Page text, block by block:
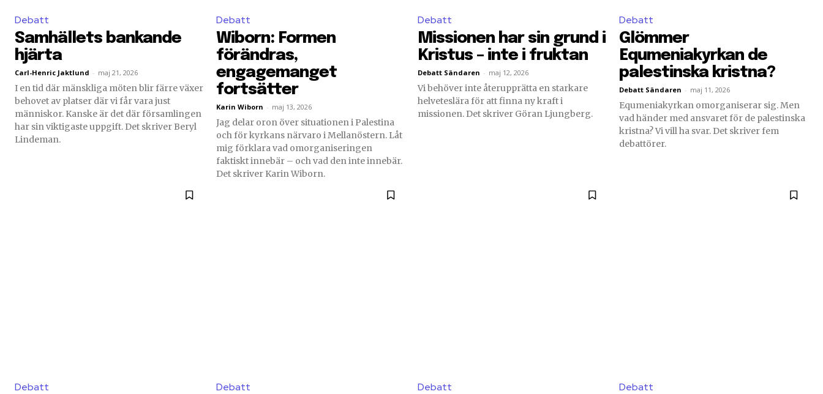
Debatt
Samhällets bankande
hjärta
Carl-Henric Jaktlund - maj 21, 2026
I en tid där mänskliga möten blir färre växer
behovet av platser där vi får vara just
människor. Kanske är det där församlingen
har sin viktigaste uppgift. Det skriver Beryl
Lindeman.
Debatt
Wiborn: Formen
förändras,
engagemanget
fortsätter
Karin Wiborn - maj 13, 2026
Jag delar oron över situationen i Palestina
och för kyrkans närvaro i Mellanöstern. Låt
mig förklara vad omorganiseringen
faktiskt innebär – och vad den inte innebär.
Det skriver Karin Wiborn.
Debatt
Missionen har sin grund i
Kristus – inte i fruktan
Debatt Sändaren - maj 12, 2026
Vi behöver inte återupprätta en starkare
helveteslära för att finna ny kraft i
missionen. Det skriver Göran Ljungberg.
Debatt
Glömmer
Equmeniakyrkan de
palestinska kristna?
Debatt Sändaren - maj 11, 2026
Equmeniakyrkan omorganiserar sig. Men
vad händer med ansvaret för de palestinska
kristna? Vi vill ha svar. Det skriver fem
debattörer.
Debatt Debatt Debatt Debatt